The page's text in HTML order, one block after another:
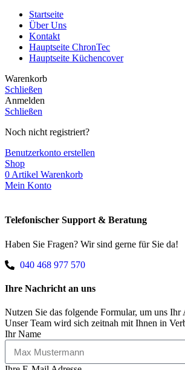
Startseite
Über Uns
Kontakt
Hauptseite ChronTec
Hauptseite Küchencover
Warenkorb
Schließen
Anmelden
Schließen
Noch nicht registriert?
Benutzerkonto erstellen
Shop
0 Artikel Warenkorb
Mein Konto
Telefonischer Support & Beratung
Haben Sie Fragen? Wir sind gerne für Sie da!
040 468 977 570
Ihre Nachricht an uns
Nutzen Sie das folgende Formular, um uns
Unser Team wird sich zeitnah mit Ihnen in
Ihr Name